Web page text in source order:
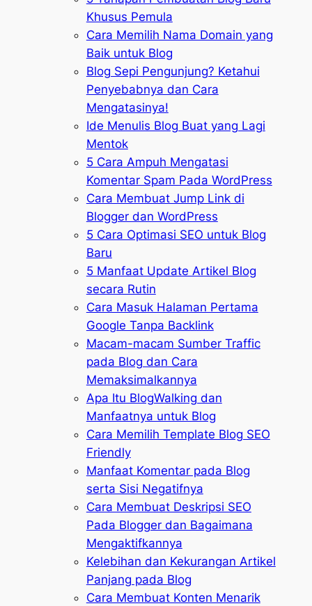
Khusus Pemula
Cara Memilih Nama Domain yang
Baik untuk Blog
Blog Sepi Pengunjung? Ketahui
Penyebabnya dan Cara
Mengatasinya!
Ide Menulis Blog Buat yang Lagi
Mentok
5 Cara Ampuh Mengatasi
Komentar Spam Pada WordPress
Cara Membuat Jump Link di
Blogger dan WordPress
5 Cara Optimasi SEO untuk Blog
Baru
5 Manfaat Update Artikel Blog
secara Rutin
Cara Masuk Halaman Pertama
Google Tanpa Backlink
Macam-macam Sumber Traffic
pada Blog dan Cara
Memaksimalkannya
Apa Itu BlogWalking dan
Manfaatnya untuk Blog
Cara Memilih Template Blog SEO
Friendly
Manfaat Komentar pada Blog
serta Sisi Negatifnya
Cara Membuat Deskripsi SEO
Pada Blogger dan Bagaimana
Mengaktifkannya
Kelebihan dan Kekurangan Artikel
Panjang pada Blog
Cara Membuat Konten Menarik